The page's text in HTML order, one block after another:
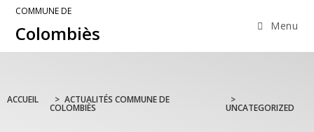
COMMUNE DE
Colombiès Menu
ACCUEIL > ACTUALITÉS COMMUNE DE
COLOMBIÈS
>
UNCATEGORIZED